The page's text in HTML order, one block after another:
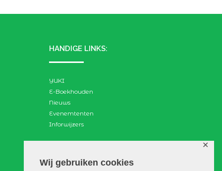
Wij gebruiken cookies
✕
HANDIGE LINKS:
YUKI
E-Boekhouden
Nieuws
Evenemtenten
Inforwijzers